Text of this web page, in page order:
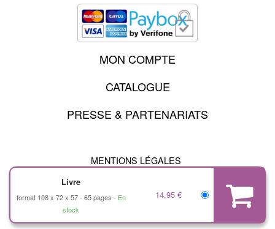
Livre
format 108 x 72 x 57 65 pages
En
stock
14,95 €
MON COMPTE
CATALOGUE
PRESSE & PARTENARIATS
MENTIONS LÉGALES
CONDITIONS GÉNÉRALES D'UTILISATION
CONDITIONS GÉNÉRALES DE VENTE
CHARTE DE RÉFÉRENCEMENT